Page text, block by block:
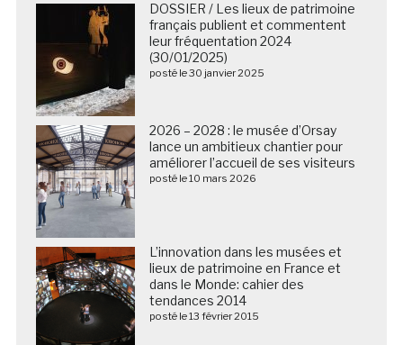
DOSSIER / Les lieux de patrimoine
français publient et commentent
leur fréquentation 2024
(30/01/2025)
posté le 30 janvier 2025
2026 – 2028 : le musée d’Orsay
lance un ambitieux chantier pour
améliorer l’accueil de ses visiteurs
posté le 10 mars 2026
L’innovation dans les musées et
lieux de patrimoine en France et
dans le Monde: cahier des
tendances 2014
posté le 13 février 2015